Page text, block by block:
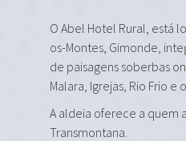
O Abel Hotel Rural, está
os-Montes, Gimonde,
de paisagens soberbas
Malara, Igrejas, Rio Frio e
A aldeia oferece a quem
Transmontana.